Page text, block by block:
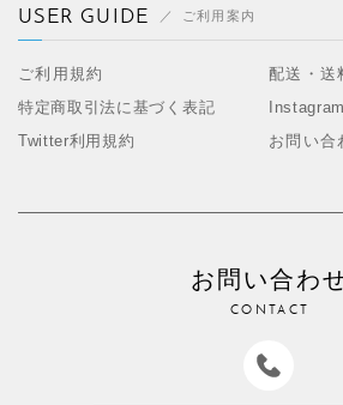
USER GUIDE ご利用案内
ご利用規約
配送・送
特定商取引法に基づく表記
Twitter利用規約
お問い合
お問い合わ
CONTACT